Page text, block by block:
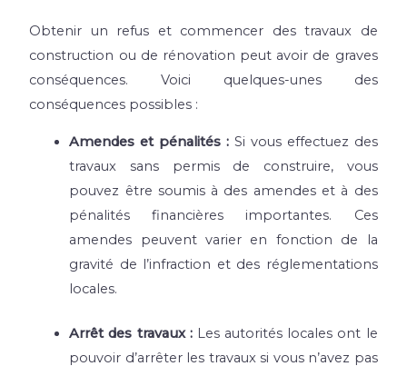
Obtenir un refus et commencer des travaux de
construction ou de rénovation peut avoir de graves
conséquences. Voici quelques-unes des
conséquences possibles :
Amendes et pénalités : Si vous effectuez des
travaux sans permis de construire, vous
pouvez être soumis à des amendes et à des
pénalités financières importantes. Ces
amendes peuvent varier en fonction de la
gravité de l’infraction et des réglementations
locales.
Arrêt des travaux : Les autorités locales ont le
pouvoir d’arrêter les travaux si vous n’avez pas